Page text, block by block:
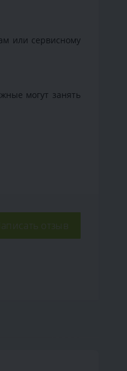
или сервисному
могут занять
отзыв